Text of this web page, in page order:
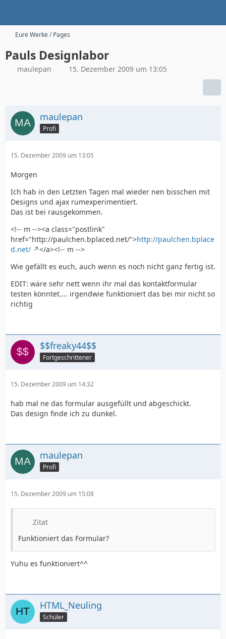
Eure Werke / Pages
Pauls Designlabor
maulepan 15. Dezember 2009 um 13:05
maulepan
Profi
15. Dezember 2009 um 13:05
Morgen
Ich hab in den Letzten Tagen mal wieder nen bisschen mit
Designs und ajax rumexperimentiert.
Das ist bei rausgekommen.
<!-- m --><a class="postlink"
href="http://paulchen.bplaced.net/">http://paulchen.bplace
d.net/
</a><!-- m -->
Wie gefällt es euch, auch wenn es noch nicht ganz fertig ist.
EDIT: wäre sehr nett wenn ihr mal das kontaktformular
testen könntet.... irgendwie funktioniert das bei mir nicht so
richtig
$$freaky44$$
Fortgeschrittener
15. Dezember 2009 um 14:32
hab mal ne das formular ausgefüllt und abgeschickt.
Das design finde ich zu dunkel.
maulepan
Profi
15. Dezember 2009 um 15:08
Zitat
Funktioniert das Formular?
Yuhu es funktioniert^^
HTML_Neuling
Schüler